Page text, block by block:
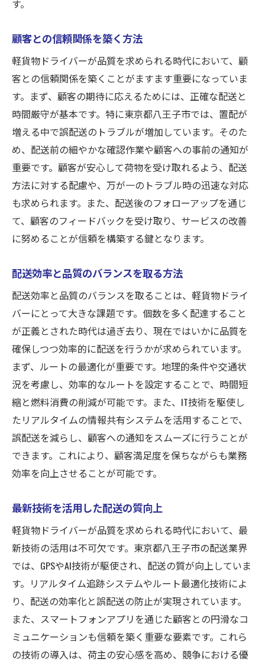
す。
顧客との信頼関係を築く方法
軽貨物ドライバーが品質を求められる時代において、顧
客との信頼関係を築くことがますます重要になっていま
す。まず、顧客の期待に応えるためには、正確な配送と
時間厳守が基本です。特に東京都八王子市では、置配が
増える中で誤配送のトラブルが増加しています。そのた
め、配送前の細やかな確認作業や顧客への事前の通知が
重要です。顧客が安心して荷物を受け取れるよう、配送
方法に対する配慮や、万が一のトラブル時の迅速な対応
も求められます。また、配送後のフォローアップを通じ
て、顧客のフィードバックを受け取り、サービスの改善
に努めることが信頼を構築する鍵となります。
配送効率と品質のバランスを取る方法
配送効率と品質のバランスを取ることは、軽貨物ドライ
バーにとって大きな課題です。個数を多く配達すること
が正義とされた時代は過ぎ去り、現在ではいかに品質を
確保しつつ効率的に配送を行うかが求められています。
まず、ルートの最適化が重要です。地理的条件や交通状
況を考慮し、効率的なルートを設定することで、時間短
縮と燃料消費の削減が可能です。また、IT技術を駆使し
たリアルタイムの情報共有システムを活用することで、
誤配送を減らし、顧客への通知をスムーズに行うことが
できます。これにより、顧客満足度を保ちながらも業務
効率を向上させることが可能です。
最新技術を活用した配送の質向上
軽貨物ドライバーが品質を求められる時代において、最
新技術の活用は不可欠です。東京都八王子市の配送業界
では、GPSやAI技術が駆使され、配送の質が向上していま
す。リアルタイム追跡システムやルート最適化技術によ
り、配送の効率化と誤配送の防止が実現されています。
また、スマートフォンアプリを通じた顧客との円滑なコ
ミュニケーションも信頼を築く重要な要素です。これら
の技術の導入は、荷主の安心感を高め、競争における優